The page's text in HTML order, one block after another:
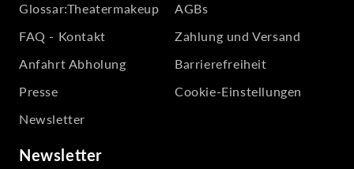
Glossar:Theatermakeup
FAQ - Kontakt
Anfahrt Abholung
Presse
Newsletter
AGBs
Zahlung und Versand
Barrierefreiheit
Cookie-Einstellungen
Newsletter